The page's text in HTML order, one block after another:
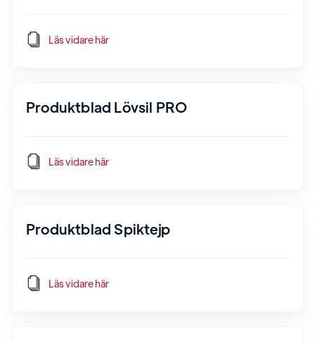
Läs vidare här
Produktblad Lövsil PRO
Läs vidare här
Produktblad Spiktejp
Läs vidare här